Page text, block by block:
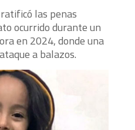
las penas
ocurrido durante un
en 2024, donde una
a balazos.